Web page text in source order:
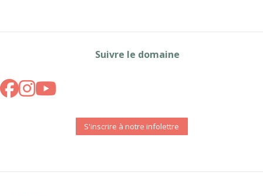
Suivre le domaine
S'inscrire à notre infolettre